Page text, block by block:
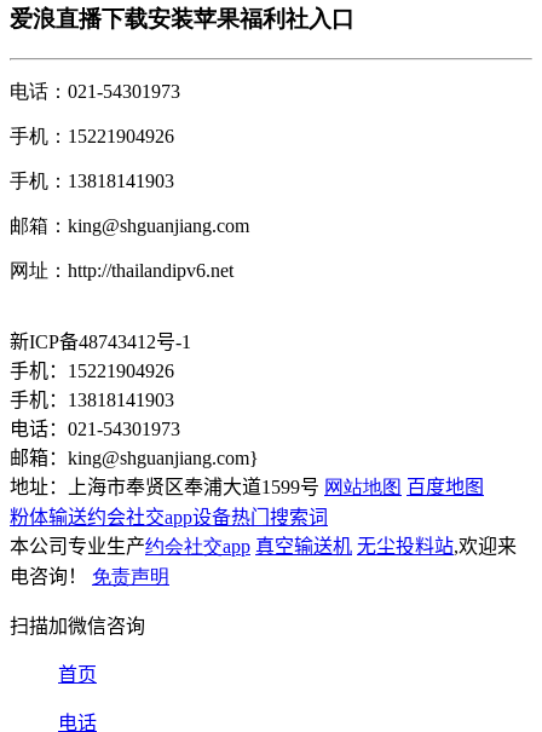
爱浪直播下载安装苹果福利社入口
电话：021-54301973
手机：15221904926
手机：13818141903
邮箱： king@shguanjiang.com
网址：http://thailandipv6.net
新ICP备48743412号-1
手机：15221904926
手机：13818141903
电话：021-54301973
邮箱： king@shguanjiang.com}
地址：上海市奉贤区奉浦大道1599号 网站地图 百度地图
粉体输送约会社交app设备热门搜索词
本公司专业生产约会社交app 真空输送机 无尘投料站,欢迎来
电咨询！ 免责声明
扫描加微信咨询
首页
电话